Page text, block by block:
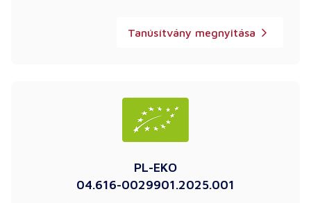
Tanúsítvány megnyitása
PL-EKO
04.616-0029901.2025.001